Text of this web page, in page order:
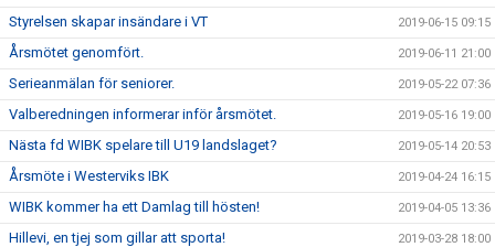
Styrelsen skapar insändare i VT 2019-06-15 09:15
Årsmötet genomfört. 2019-06-11 21:00
Serieanmälan för seniorer. 2019-05-22 07:36
Valberedningen informerar inför årsmötet. 2019-05-16 19:00
Nästa fd WIBK spelare till U19 landslaget? 2019-05-14 20:53
Årsmöte i Westerviks IBK 2019-04-24 16:15
WIBK kommer ha ett Damlag till hösten! 2019-04-05 13:36
Hillevi, en tjej som gillar att sporta! 2019-03-28 18:00